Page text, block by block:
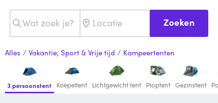
Zoeken
Alles / Vakantie, Sport & Vrije tijd / Kampeertenten
3 persoonstent Koepeltent Lichtgewicht tent Ploptent Gezinstent